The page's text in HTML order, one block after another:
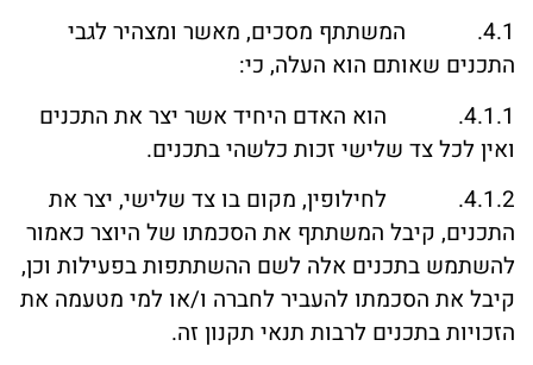
4.1. המשתתף מסכים, מאשר ומצהיר לגבי
התכנים שאותם הוא העלה, כי:
4.1.1. הוא האדם היחיד אשר יצר את התכנים
ואין לכל צד שלישי זכות כלשהי בתכנים.
4.1.2. לחילופין, מקום בו צד שלישי, יצר את
התכנים, קיבל המשתתף את הסכמתו של היוצר כאמור
להשתמש בתכנים אלה לשם ההשתתפות בפעילות וכן,
קיבל את הסכמתו להעביר לחברה ו/או למי מטעמה את
הזכויות בתכנים לרבות תנאי תקנון זה.